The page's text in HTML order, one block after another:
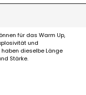
für das Warm Up,
und
dieselbe Länge
Stärke.